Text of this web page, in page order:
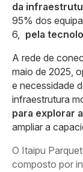
da
95% dos
6, pela
A rede de
maio de 2025,
e necessidade
infraestrutura
para explorar
ampliar a
O Itaipu
composto por